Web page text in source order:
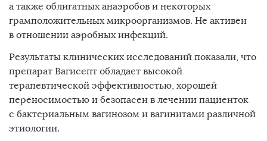
а также облигатных анаэробов и некоторых
грамположительных микроорганизмов. Не активен
в отношении аэробных инфекций.
Результаты клинических исследований показали, что
препарат Вагиcепт обладает высокой
терапевтической эффективностью, хорошей
переносимостью и безопасен в лечении пациенток
с бактериальным вагинозом и вагинитами различной
этиологии.